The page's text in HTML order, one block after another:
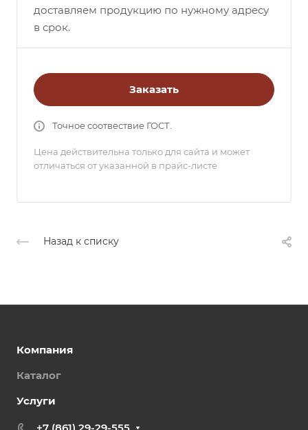
доставляем продукцию по нужному адресу
в срок.
Заказать
Точное соотвествие ГОСТ.
Цена действительна только для сайта и может
отличаться от указанной в прайс-листе
Назад к списку
Компания
Каталог
Услуги